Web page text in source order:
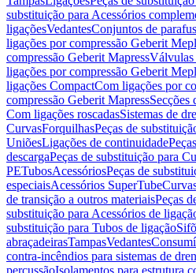
substituição para Acessórios
ligaçõesVedantesConjuntos de
ligações por compressão Geberit
compressão Geberit MapressVálvulas
ligações por compressão Geberit
ligações CompactCom ligações por
compressão Geberit MapressSecções
Com ligações roscadasSistemas de
CurvasForquilhasPeças de
UniõesLigações de continuidade
descargaPeças de substituição para
PETubosAcessóriosPeças de
especiaisAcessórios SuperTube
de transição a outros materiaisPeças
substituição para Acessórios de
substituição para Tubos de ligação
abraçadeirasTampasVedantes
contra-incêndios para sistemas de
percussãoIsolamentos para estrutura